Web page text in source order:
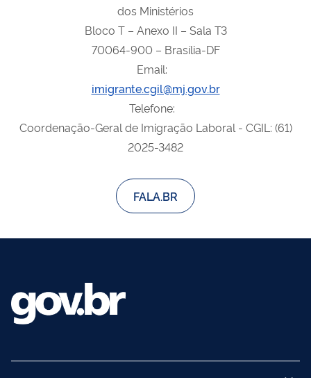
dos Ministérios
Bloco T – Anexo II – Sala T3
70064-900 – Brasília-DF
Email:
imigrante.cgil@mj.gov.br
Telefone:
Coordenação-Geral de Imigração Laboral - CGIL: (61)
2025-3482
FALA.BR